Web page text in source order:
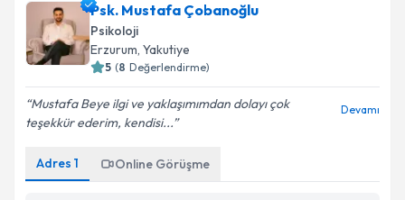
Psk. Mustafa Çobanoğlu
Psikoloji
Erzurum, Yakutiye
5 (8 Değerlendirme)
Mustafa Beye ilgi ve yaklaşımımdan dolayı çok
teşekkür ederim, kendisi...
Devamı
Adres 1 Online Görüşme